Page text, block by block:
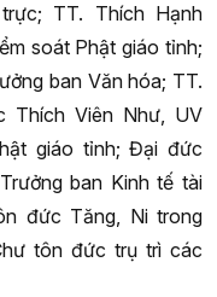
TT. Thích Hạnh
soát Phật giáo tỉnh;
ban Văn hóa; TT.
Thích Viên Như, UV
giáo tỉnh; Đại đức
ban Kinh tế tài
đức Tăng, Ni trong
tôn đức trụ trì các